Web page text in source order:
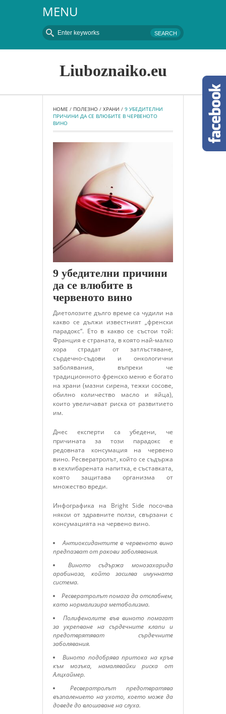
MENU
Liuboznaiko.eu
HOME / ПОЛЕЗНО / ХРАНИ / 9 УБЕДИТЕЛНИ
ПРИЧИНИ ДА СЕ ВЛЮБИТЕ В ЧЕРВЕНОТО
ВИНО
9 убедителни причини
да се влюбите в
червеното вино
Диетолозите дълго време са чудили на
какво се дължи известният „френски
парадокс“. Ето в какво се състои той:
Франция е страната, в която най-малко
хора страдат от затлъстяване,
сърдечно-съдови и онкологични
заболявания, въпреки че
традиционното френско меню е богато
на храни (мазни сирена, тежки сосове,
обилно количество масло и яйца),
които увеличават риска от развитието
им.
Днес експерти са убедени, че
причината за този парадокс е
редовната консумация на червено
вино. Ресвератролът, който се съдържа
в кехлибарената напитка, е съставката,
която защитава организма от
множество вреди.
Инфографика на Bright Side посочва
някои от здравните ползи, свързани с
консумацията на червено вино.
Антиоксидантите в червеното вино
предпазват от ракови заболявания.
Виното съдържа монозахарида
арабиноза, който засилва имунната
система.
Ресвератролът помага да отслабнем,
като нормализира метаболизма.
Полифенолите във виното помагат
за укрепване на сърдечните клапи и
предотврятяват сърдечните
заболявания.
Виното подобрява притока на кръв
към мозъка, намалявайки риска от
Алцхаймер.
Ресвератролът предотвратява
възпалението на ухото, което може да
доведе до влошаване на слуха.